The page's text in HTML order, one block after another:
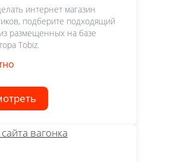
интернет магазин
подберите подходящий
размещенных на базе
Tobiz.